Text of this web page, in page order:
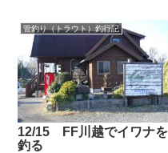
管釣り（トラウト）釣行記
12/15 FF川越でイワナを
釣る